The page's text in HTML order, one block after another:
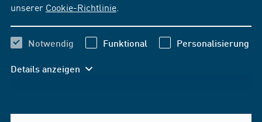
unserer Cookie-Richtlinie
Notwendig Funktional Personalisierung
Details anzeigen